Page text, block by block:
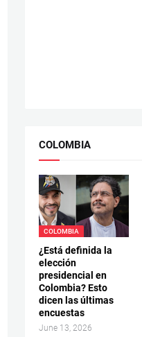
COLOMBIA
COLOMBIA
¿Está definida la
elección
presidencial en
Colombia? Esto
dicen las últimas
encuestas
June 13, 2026